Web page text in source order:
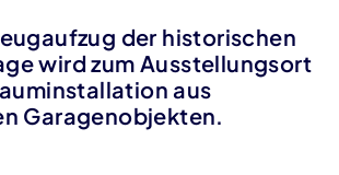
der historischen
wird zum Ausstellungsort
aus
Garagenobjekten.